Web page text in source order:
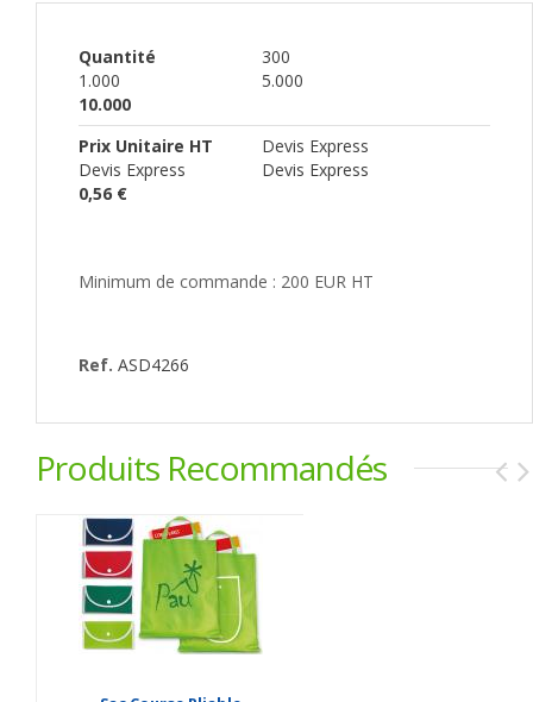
Quantité
300
1.000
5.000
10.000
Prix Unitaire HT
Devis Express
Devis Express
Devis Express
0,56 €
Minimum de commande : 200 EUR HT
Ref. ASD4266
Produits Recommandés